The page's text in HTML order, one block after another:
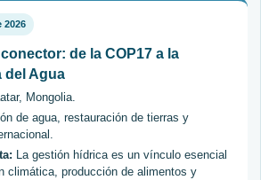
2026
de la COP17 a la
del Agua
Mongolia.
de agua, restauración de tierras y
La gestión hídrica es un vínculo esencial
climática, producción de alimentos y